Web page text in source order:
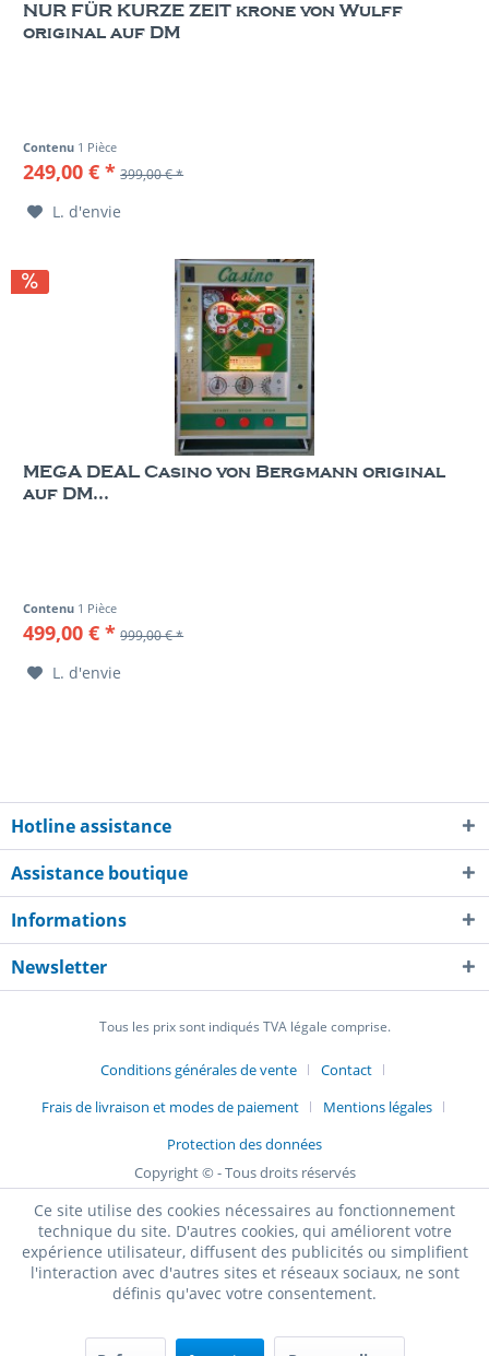
NUR FÜR KURZE ZEIT krone von Wulff
original auf DM
Contenu 1 Pièce
249,00 € * 399,00 € *
L. d'envie
MEGA DEAL Casino von Bergmann original
auf DM...
Contenu 1 Pièce
499,00 € * 999,00 € *
L. d'envie
Hotline assistance
Assistance boutique
Informations
Newsletter
Tous les prix sont indiqués TVA légale comprise.
Conditions générales de vente
Contact
Frais de livraison et modes de paiement
Mentions légales
Protection des données
Copyright © - Tous droits réservés
Ce site utilise des cookies nécessaires au fonctionnement
technique du site. D'autres cookies, qui améliorent votre
expérience utilisateur, diffusent des publicités ou simplifient
l'interaction avec d'autres sites et réseaux sociaux, ne sont
définis qu'avec votre consentement.